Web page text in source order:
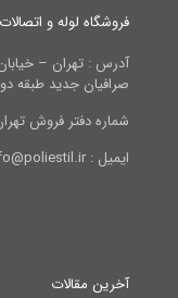
فروشگاه لوله و
آدرس : تهران –
صرافیان جدید طبقه
شماره دفتر فروش تهران : ۳۳۹۶۵۶۵۰ ۰۲۱ –
ایمیل : info@poliestil.ir
آخرین مقالات